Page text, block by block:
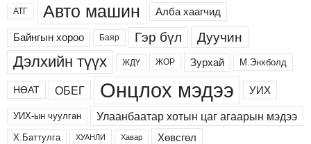
АТГ Авто машин Алба хаагчид
Байнгын хороо Баяр Гэр бүл Дуучин
Дэлхийн түүх ЖДҮ ЖОР Зурхай М.Энхболд
НӨАТ ОБЕГ Онцлох мэдээ УИХ
УИХ-ын чуулган Улаанбаатар хотын цаг агаарын мэдээ
Х.Баттулга ХУАНЛИ Хавар Хөвсгөл